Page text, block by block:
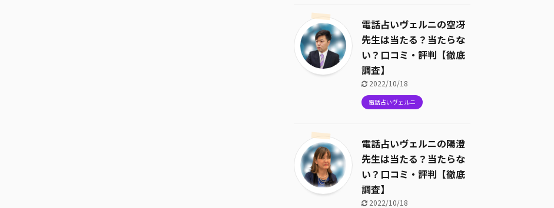
電話占いヴェルニの空冴
先生は当たる？当たらな
い？口コミ・評判【徹底
調査】
2022/10/18
電話占いヴェルニ
電話占いヴェルニの陽澄
先生は当たる？当たらな
い？口コミ・評判【徹底
調査】
2022/10/18